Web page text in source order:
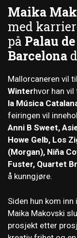
Maika
med
på Palau
Barcelona
Mallorcaneren vil
Winterhvor han
la Música
feiringen vil
Anni B Sweet,
Howe Gelb, Los
(Morgan), Niña
Fuster, Quartet
å kunngjøre.
Siden hun kom inn
Maika Makovski
prosjekt etter